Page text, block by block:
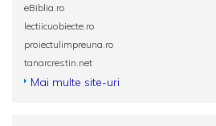
eBiblia.ro
lectiicuobiecte.ro
proiectulimpreuna.ro
tanarcrestin.net
Mai multe site-uri